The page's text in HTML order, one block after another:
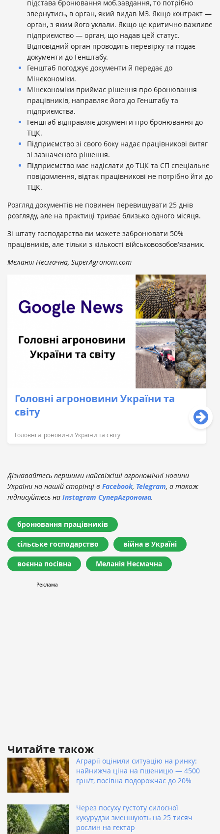
підстава бронювання моб.завдання, то потрібно
звернутись, в орган, який видав МЗ. Якщо контракт —
орган, з яким його уклали. Якщо це критично важливе
підприємство — орган, що надав цей статус.
Відповідний орган проводить перевірку та подає
документи до Генштабу.
Генштаб погоджує документи й передає до
Мінекономіки.
Мінекономіки приймає рішення про бронювання
працівників, направляє його до Генштабу та
підприємства.
Генштаб відправляє документи про бронювання до
ТЦК.
Підприємство зі свого боку надає працівникові витяг
зі зазначеного рішення.
Підприємство має надіслати до ТЦК та СП спеціальне
повідомлення, відтак працівникові не потрібно йти до
ТЦК.
Розгляд документів не повинен перевищувати 25 днів
розгляду, але на практиці триває близько одного місяця.
Зі штату господарства ви можете забронювати 50%
працівників, але тільки з кількості військовозобовʼязаних.
Меланія Несмачна, SuperAgronom.com
Головні агроновини України та
світу
Головні агроновини України та світу
Дізнавайтесь першими найсвіжіші агрономічні новини
України на нашій сторінці в Facebook, Telegram, а також
підписуйтесь на Instagram СуперАгронома.
бронювання працівників
сільське господарство війна в Україні
воєнна посівна Меланія Несмачна
Читайте також
Аграрії оцінили ситуацію на ринку:
найнижча ціна на пшеницю — 4500
грн/т, посівна подорожчає до 20%
Через посуху густоту силосної
кукурудзи зменшують на 25 тисяч
рослин на гектар